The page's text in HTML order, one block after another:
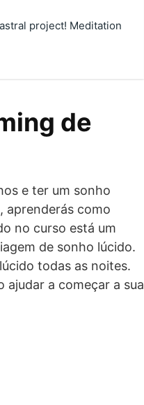
project! Meditation
de
e ter um sonho
aprenderás como
no curso está um
de sonho lúcido.
todas as noites.
ajudar a começar a sua